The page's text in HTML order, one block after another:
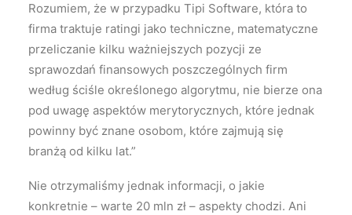
Rozumiem, że w przypadku Tipi Software, która to
firma traktuje ratingi jako techniczne, matematyczne
przeliczanie kilku ważniejszych pozycji ze
sprawozdań finansowych poszczególnych firm
według ściśle określonego algorytmu, nie bierze ona
pod uwagę aspektów merytorycznych, które jednak
powinny być znane osobom, które zajmują się
branżą od kilku lat.”
Nie otrzymaliśmy jednak informacji, o jakie
konkretnie – warte 20 mln zł – aspekty chodzi. Ani